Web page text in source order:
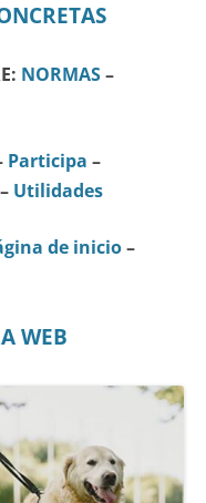
NORMAS–
Participa –
– Utilidades
de inicio–
WEB